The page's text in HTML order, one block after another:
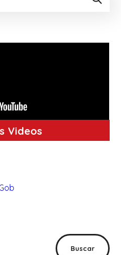
Videos
Buscar